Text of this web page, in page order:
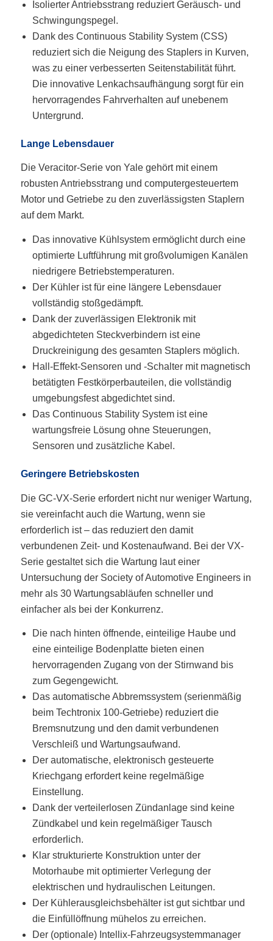
Isolierter Antriebsstrang reduziert Geräusch- und
Schwingungspegel.
Dank des Continuous Stability System (CSS)
reduziert sich die Neigung des Staplers in Kurven,
was zu einer verbesserten Seitenstabilität führt.
Die innovative Lenkachsaufhängung sorgt für ein
hervorragendes Fahrverhalten auf unebenem
Untergrund.
Lange Lebensdauer
Die Veracitor-Serie von Yale gehört mit einem
robusten Antriebsstrang und computergesteuertem
Motor und Getriebe zu den zuverlässigsten Staplern
auf dem Markt.
Das innovative Kühlsystem ermöglicht durch eine
optimierte Luftführung mit großvolumigen Kanälen
niedrigere Betriebstemperaturen.
Der Kühler ist für eine längere Lebensdauer
vollständig stoßgedämpft.
Dank der zuverlässigen Elektronik mit
abgedichteten Steckverbindern ist eine
Druckreinigung des gesamten Staplers möglich.
Hall-Effekt-Sensoren und -Schalter mit magnetisch
betätigten Festkörperbauteilen, die vollständig
umgebungsfest abgedichtet sind.
Das Continuous Stability System ist eine
wartungsfreie Lösung ohne Steuerungen,
Sensoren und zusätzliche Kabel.
Geringere Betriebskosten
Die GC-VX-Serie erfordert nicht nur weniger Wartung,
sie vereinfacht auch die Wartung, wenn sie
erforderlich ist – das reduziert den damit
verbundenen Zeit- und Kostenaufwand. Bei der VX-
Serie gestaltet sich die Wartung laut einer
Untersuchung der Society of Automotive Engineers in
mehr als 30 Wartungsabläufen schneller und
einfacher als bei der Konkurrenz.
Die nach hinten öffnende, einteilige Haube und
eine einteilige Bodenplatte bieten einen
hervorragenden Zugang von der Stirnwand bis
zum Gegengewicht.
Das automatische Abbremssystem (serienmäßig
beim Techtronix 100-Getriebe) reduziert die
Bremsnutzung und den damit verbundenen
Verschleiß und Wartungsaufwand.
Der automatische, elektronisch gesteuerte
Kriechgang erfordert keine regelmäßige
Einstellung.
Dank der verteilerlosen Zündanlage sind keine
Zündkabel und kein regelmäßiger Tausch
erforderlich.
Klar strukturierte Konstruktion unter der
Motorhaube mit optimierter Verlegung der
elektrischen und hydraulischen Leitungen.
Der Kühlerausgleichsbehälter ist gut sichtbar und
die Einfüllöffnung mühelos zu erreichen.
Der (optionale) Intellix-Fahrzeugsystemmanager